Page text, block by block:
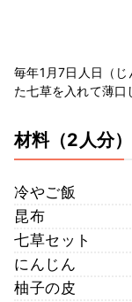
毎年1月7日人日（
た七草を入れて薄口
材料（2人分）
冷やご飯
昆布
七草セット
にんじん
柚子の皮